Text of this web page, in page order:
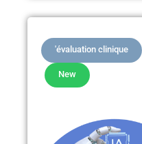
'évaluation clinique
New